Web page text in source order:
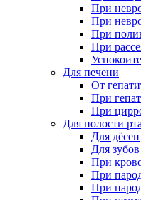
При
При
При
При
Для печени
От
При
При
Для полости рта
Для дёсен
Для зубов
При
При
При